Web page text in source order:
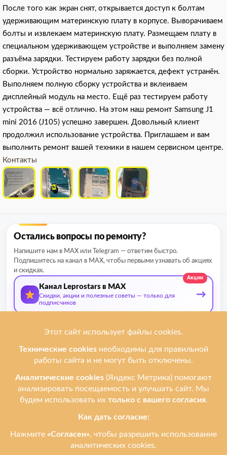
После того как экран снят, открывается доступ к болтам
удерживающим материнскую плату в корпусе. Выворачиваем
болты и извлекаем материнскую плату. Размещаем плату в
специальном удерживающем устройстве и выполняем замену
разъёма зарядки. Тестируем работу зарядки без полной
сборки. Устройство нормально заряжается, дефект устранён.
Выполняем полную сборку устройства и вклеиваем
дисплейный модуль на место. Ещё раз тестируем работу
устройства — всё отлично. На этом наш ремонт Samsung J1
mini 2016 (J105) успешно завершен. Довольный клиент
продолжил использование устройства. Приглашаем и вам
выполнить ремонт вашей техники в нашем сервисном центре.
Контакты
Остались вопросы по ремонту?
Напишите нам в MAX или Telegram — ответим быстро.
Подпишитесь на канал в MAX, чтобы первыми узнавать об акциях
и скидках.
Акции
Канал Leprostars в MAX
Скидки, акции и полезные советы — только для
подписчиков
→
О нас
Мы ремонтируем
Ремонтируем бренды